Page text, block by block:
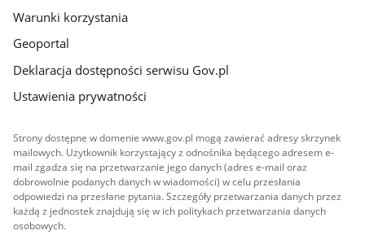
Warunki korzystania
Geoportal
Deklaracja dostępności serwisu Gov.pl
Ustawienia prywatności
Strony dostępne w domenie www.gov.pl mogą zawierać adresy skrzynek
mailowych. Użytkownik korzystający z odnośnika będącego adresem e-
mail zgadza się na przetwarzanie jego danych (adres e-mail oraz
dobrowolnie podanych danych w wiadomości) w celu przesłania
odpowiedzi na przesłane pytania. Szczegóły przetwarzania danych przez
każdą z jednostek znajdują się w ich politykach przetwarzania danych
osobowych.